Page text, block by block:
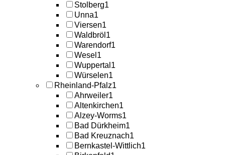
Stolberg1
Unna1
Viersen1
Waldbröl 1
Warendorf1
Wesel 1
Wuppertal 1
Würselen1
Rheinland-Pfalz1
Ahrweiler1
Altenkirchen1
Alzey-Worms1
Bad Dürkheim1
Bad Kreuznach1
Bernkastel-Wittlich1